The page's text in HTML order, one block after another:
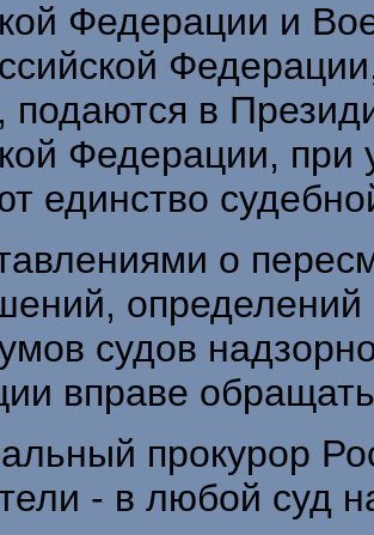
Федерации и
подаются в
Федерации, при
единство
о
определений
судов
вправе
прокурор
- в любой суд